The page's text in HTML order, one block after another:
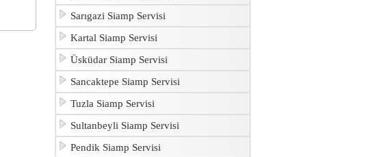
Sarıgazi Siamp Servisi
Kartal Siamp Servisi
Üsküdar Siamp Servisi
Sancaktepe Siamp Servisi
Tuzla Siamp Servisi
Sultanbeyli Siamp Servisi
Pendik Siamp Servisi